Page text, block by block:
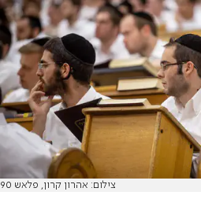
צילום: אהרון קרון, פלאש 90